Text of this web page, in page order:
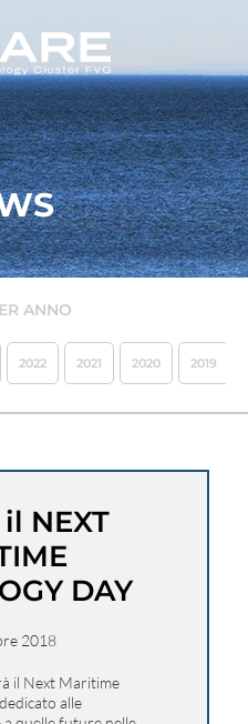
ANNO
2022 2021 2020 2019
NEXT
DAY
2018
il Next Maritime
alle